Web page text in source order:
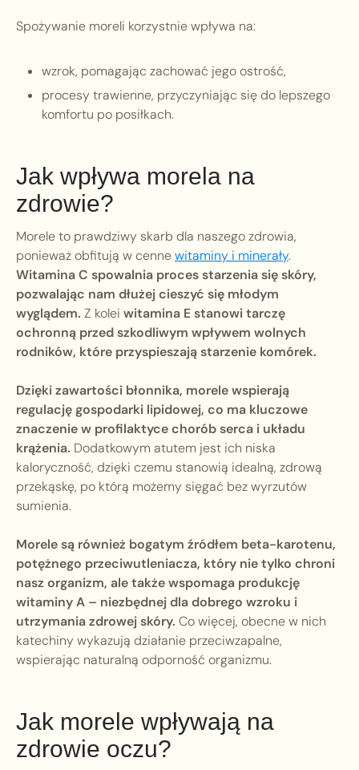
Spożywanie moreli korzystnie wpływa na:
wzrok, pomagając zachować jego ostrość,
procesy trawienne, przyczyniając się do lepszego
komfortu po posiłkach.
Jak wpływa morela na
zdrowie?
Morele to prawdziwy skarb dla naszego zdrowia,
ponieważ obfitują w cennewitaminy i minerały.
Witamina C spowalnia proces starzenia się skóry,
pozwalając nam dłużej cieszyć się młodym
wyglądem. Z kolei witamina E stanowi tarczę
ochronną przed szkodliwym wpływem wolnych
rodników, które przyspieszają starzenie komórek.
Dzięki zawartości błonnika, morele wspierają
regulację gospodarki lipidowej, co ma kluczowe
znaczenie w profilaktyce chorób serca i układu
krążenia. Dodatkowym atutem jest ich niska
kaloryczność, dzięki czemu stanowią idealną, zdrową
przekąskę, po którą możemy sięgać bez wyrzutów
sumienia.
Morele są również bogatym źródłem beta-karotenu,
potężnego przeciwutleniacza, który nie tylko chroni
nasz organizm, ale także wspomaga produkcję
witaminy A – niezbędnej dla dobrego wzroku i
utrzymania zdrowej skóry. Co więcej, obecne w nich
katechiny wykazują działanie przeciwzapalne,
wspierając naturalną odporność organizmu.
Jak morele wpływają na
zdrowie oczu?